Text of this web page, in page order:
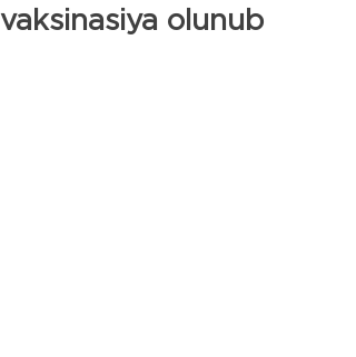
vaksinasiya olunub